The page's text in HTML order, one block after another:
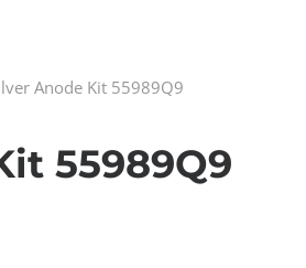
Anode Kit 55989Q9
55989Q9